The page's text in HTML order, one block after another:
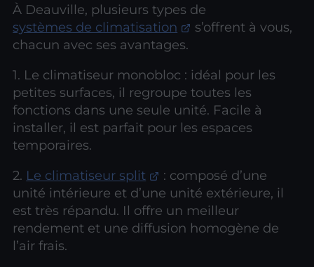
À Deauville, plusieurs types de
systèmes de climatisation
s’offrent à vous,
chacun avec ses avantages.
1. Le climatiseur monobloc : idéal pour les
petites surfaces, il regroupe toutes les
fonctions dans une seule unité. Facile à
installer, il est parfait pour les espaces
temporaires.
2. Le climatiseur split
: composé d’une
unité intérieure et d’une unité extérieure, il
est très répandu. Il offre un meilleur
rendement et une diffusion homogène de
l’air frais.